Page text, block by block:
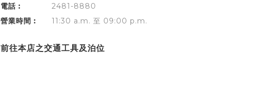
電話︰
2481-8880
營業時間︰
11:30 a.m. 至 09:00 p.m.
前往本店之交通工具及泊位